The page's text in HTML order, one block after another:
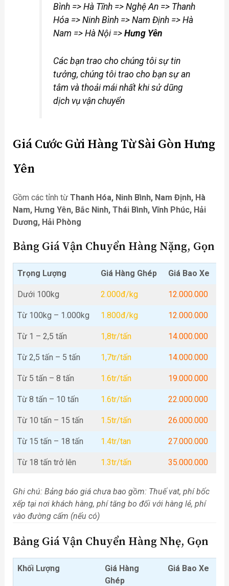
Bình => Hà Tĩnh => Nghệ An => Thanh
Hóa => Ninh Bình => Nam Định => Hà
Nam => Hà Nội => Hưng Yên
Các bạn trao cho chúng tôi sự tin
tưởng, chúng tôi trao cho bạn sự an
tâm và thoải mái nhất khi sử dũng
dịch vụ vận chuyển
Giá Cước Gửi Hàng Từ Sài Gòn Hưng
Yên
Gồm các tỉnh từ Thanh Hóa, Ninh Bình, Nam Định, Hà
Nam, Hưng Yên, Bắc Ninh, Thái Bình, Vĩnh Phúc, Hải
Dương, Hải Phòng
Bảng Giá Vận Chuyển Hàng Nặng, Gọn
Trọng Lượng Giá Hàng Ghép Giá Bao Xe
Dưới 100kg 2.000đ/kg 12.000.000
Từ 100kg – 1.000kg 1.800đ/kg 12.000.000
Từ 1 – 2,5 tấn 1,8tr/tấn 14.000.000
Từ 2,5 tấn – 5 tấn 1,7tr/tấn 14.000.000
Từ 5 tấn – 8 tấn 1.6tr/tấn 19.000.000
Từ 8 tấn – 10 tấn 1.6tr/tấn 22.000.000
Từ 10 tấn – 15 tấn 1.5tr/tấn 26.000.000
Từ 15 tấn – 18 tấn 1.4tr/tan 27.000.000
Từ 18 tấn trở lên 1.3tr/tấn 35.000.000
Ghi chú: Bảng báo giá chưa bao gồm: Thuế vat, phí bốc
xếp tại nơi khách hàng, phí tăng bo đối với hàng lẻ, phí
vào đường cấm (nếu có)
Bảng Giá Vận Chuyển Hàng Nhẹ, Gọn
Khối Lượng
Giá Hàng
Ghép
Giá Bao Xe